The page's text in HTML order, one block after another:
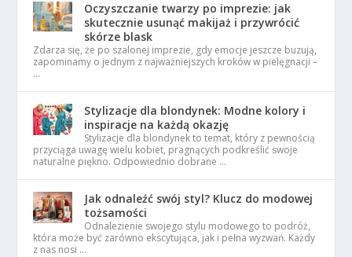
Oczyszczanie twarzy po imprezie: jak
skutecznie usunąć makijaż i przywrócić
skórze blask
Zdarza się, że po szalonej imprezie, gdy emocje jeszcze buzują,
zapominamy o jednym z najważniejszych kroków w pielęgnacji –
…
Stylizacje dla blondynek: Modne kolory i
inspiracje na każdą okazję
Stylizacje dla blondynek to temat, który z pewnością
przyciąga uwagę wielu kobiet, pragnących podkreślić swoje
naturalne piękno. Odpowiednio dobrane …
Jak odnaleźć swój styl? Klucz do modowej
tożsamości
Odnalezienie swojego stylu modowego to podróż,
która może być zarówno ekscytująca, jak i pełna wyzwań. Każdy
z nas nosi …